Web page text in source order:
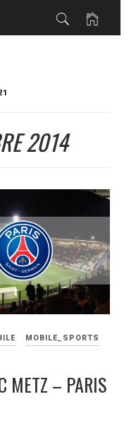
2014
MOBILE_SPORTS
METZ – PARIS